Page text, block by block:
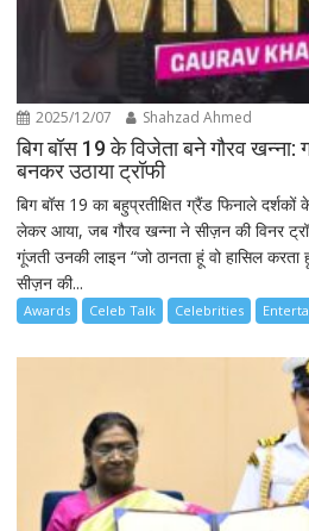
2025/12/07 Shahzad Ahmed
बिग बॉस 19 के विजेता बने गौरव खन्ना:
बनकर उठाया ट्रॉफी
बिग बॉस 19 का बहुप्रतीक्षित ग्रैंड फिनाले
लेकर आया, जब गौरव खन्ना ने सीज़न की विनर
गूंजती उनकी लाइन “जो ठानता हूं वो हासिल
सीज़न की...
Awards Celeb Talk Celebrities